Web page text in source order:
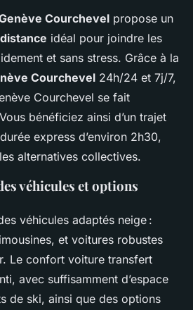
Courchevel propose un
idéal pour joindre les
et sans stress. Grâce à la
Courchevel 24h/24 et 7j/7,
Courchevel se fait
bénéficiez ainsi d’un trajet
express d’environ 2h30,
alternatives collectives.
véhicules et options
véhicules adaptés neige :
et voitures robustes
Le confort voiture transfert
avec suffisamment d’espace
de ski, ainsi que des options